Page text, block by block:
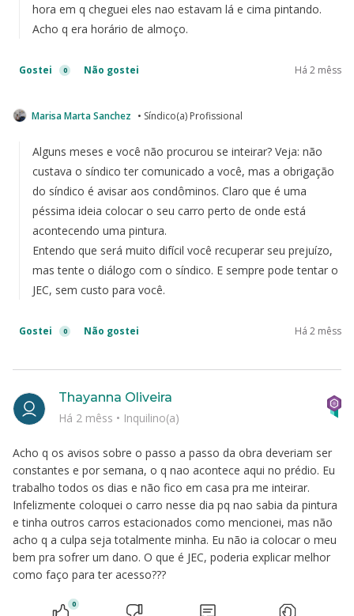
hora em q cheguei eles nao estavam lá e cima pintando.
Acho q era horário de almoço.
Gostei 0 Não gostei Há 2 mêss
Marisa Marta Sanchez • Síndico(a) Profissional
Alguns meses e você não procurou se inteirar? Veja: não
custava o síndico ter comunicado a você, mas a obrigação
do síndico é avisar aos condôminos. Claro que é uma
péssima ideia colocar o seu carro perto de onde está
acontecendo uma pintura.
Entendo que será muito difícil você recuperar seu prejuízo,
mas tente o diálogo com o síndico. E sempre pode tentar o
JEC, sem custo para você.
Gostei 0 Não gostei Há 2 mêss
Acho q os avisos sobre o passo a passo da obra deveriam ser
constantes e por semana, o q nao acontece aqui no prédio. Eu
trabalho todos os dias e não fico em casa pra me inteirar.
Infelizmente coloquei o carro nesse dia pq nao sabia da pintura
e tinha outros carros estacionados como mencionei, mas não
acho q a culpa seja totalmente minha. Eu não ia colocar o meu
bem pra sofrer um dano. O que é JEC, poderia explicar melhor
como faço para ter acesso???
Thayanna Oliveira
Há 2 mêss • Inquilino(a)
0